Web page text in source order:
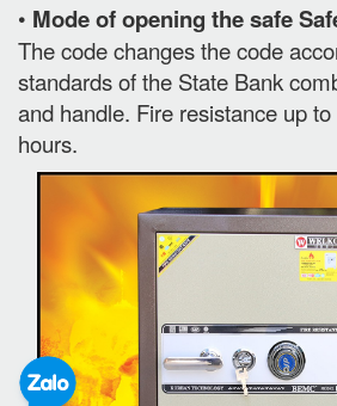
• Mode of opening the safe
The code changes the code
standards of the State Bank
and handle. Fire resistance up
hours.